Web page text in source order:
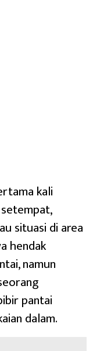
kali
situasi di area
hendak
namun
pantai
dalam.